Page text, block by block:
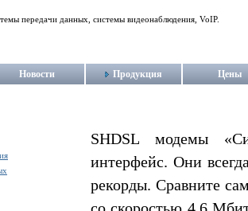
передачи данных, системы видеонаблюдения, VoIP.
Новости Продукция Цены
SHDSL модемы
интерфейс. Они
рекорды. Сравните